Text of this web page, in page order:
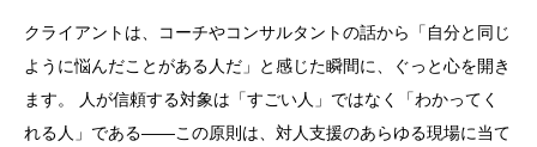
クライアントは、コーチやコンサルタントの話から「自分と同じ
ように悩んだことがある人だ」と感じた瞬間に、ぐっと心を開き
ます。 人が信頼する対象は「すごい人」ではなく「わかってく
れる人」である——この原則は、対人支援のあらゆる現場に当て